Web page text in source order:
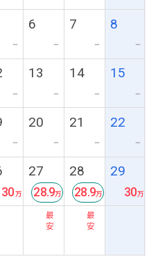
ー
6
ー
7
ー
8
ー
ー
13
ー
14
ー
15
ー
ー
20
ー
21
ー
22
ー
30
27
最
安
28.9
28
最
安
28.9
29
30